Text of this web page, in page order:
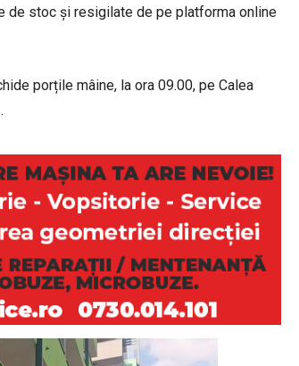
de stoc și resigilate de pe platforma online
porțile mâine, la ora 09.00, pe Calea